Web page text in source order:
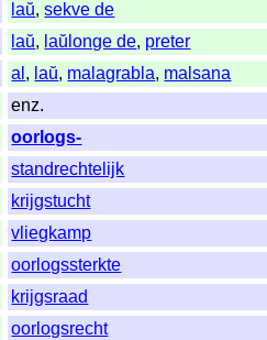
laŭ,sekve de
laŭ, laŭlonge de, preter
al , laŭ, malagrabla, malsana
enz.
oorlogs-
standrechtelijk
krijgstucht
vliegkamp
oorlogssterkte
krijgsraad
oorlogsrecht